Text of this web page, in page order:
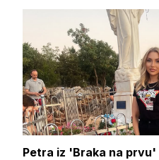
Petra iz 'Braka na prvu'